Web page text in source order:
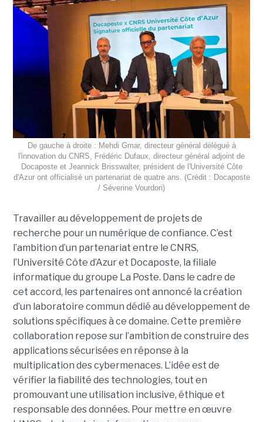
De gauche à droite : Mehdi Gmar, directeur général délégué à
l'innovation du CNRS, Frédéric Dufaux, directeur général adjoint de
Docaposte et Jeannick Brisswalter, président de l'Université Côte
d'Azur ont officialisé un partenariat de quatre ans. (Crédit : Docaposte
/ Séverine Vourdon)
Travailler au développement de projets de
recherche pour un numérique de confiance. C’est
l’ambition d’un partenariat entre le CNRS,
l’Université Côte d’Azur et Docaposte, la filiale
informatique du groupe La Poste. Dans le cadre de
cet accord, les partenaires ont annoncé la création
d’un laboratoire commun dédié au développement de
solutions spécifiques à ce domaine. Cette première
collaboration repose sur l’ambition de construire des
applications sécurisées en réponse à la
multiplication des cybermenaces. L’idée est de
vérifier la fiabilité des technologies, tout en
promouvant une utilisation inclusive, éthique et
responsable des données. Pour mettre en œuvre